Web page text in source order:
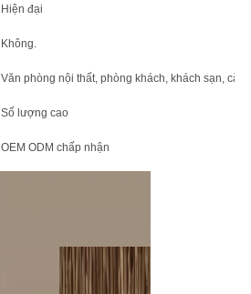
Hiện đại
Không.
Văn phòng nội thất, phòng khách, khách sạn, căn
Số lượng cao
OEM ODM chấp nhận